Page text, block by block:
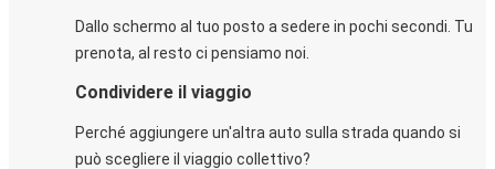
Dallo schermo al tuo posto a sedere in pochi secondi. Tu
prenota, al resto ci pensiamo noi.
Condividere il viaggio
Perché aggiungere un'altra auto sulla strada quando si
può scegliere il viaggio collettivo?